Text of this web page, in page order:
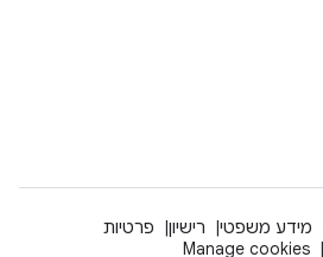
מידע משפטי רישיון
פרטיות
Manage cookies